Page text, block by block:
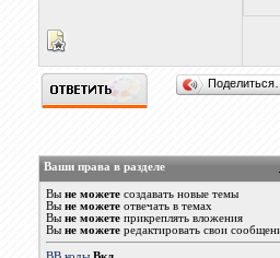
Поделиться…
Ваши права в разделе
Вы не можетесоздавать новые темы
Вы не можетеотвечать в темах
Вы не можетеприкреплять вложения
Вы не можетередактировать свои